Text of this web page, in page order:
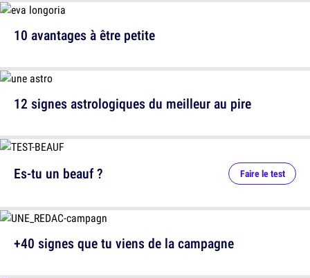
10 avantages à être petite
12 signes astrologiques du meilleur au pire
Es-tu un beauf ? Faire le test
+40 signes que tu viens de la campagne